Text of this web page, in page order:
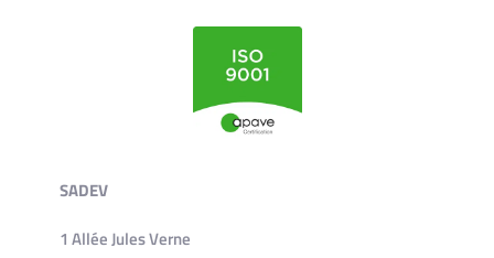
SADEV
1 Allée Jules Verne